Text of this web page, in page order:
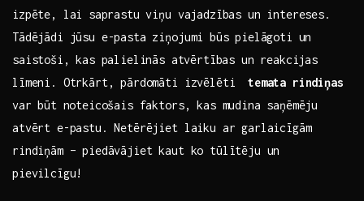
izpēte, lai ⁢saprastu viņu ‌vajadzības un intereses.
Tādējādi jūsu ‍e-pasta ziņojumi⁢ būs ‌pielāgoti un
saistoši, kas⁢ palielinās⁢ atvērtības un reakcijas
līmeni. Otrkārt, pārdomāti izvēlēti ​temata rindiņas
var būt⁢ noteicošais​ faktors, kas mudina saņēmēju
atvērt e-pastu. Netērējiet laiku ar garlaicīgām
rindiņām – piedāvājiet ‍kaut ko tūlītēju un
pievilcīgu!